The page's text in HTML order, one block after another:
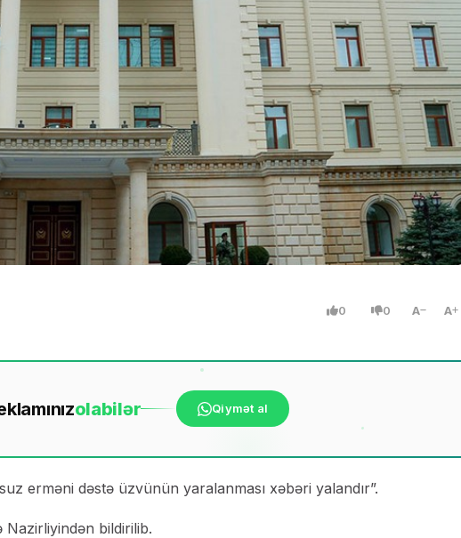
0 0 A A
olabilər Qiymət al
erməni dəstə üzvünün yaralanması xəbəri yalandır”.
Nazirliyindən bildirilib.